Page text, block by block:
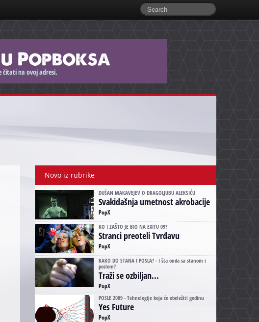
Novo iz rubrike
DUŠAN MAKAVEJEV O DRAGOLJUBU ALEKSIĆU
Svakidašnja umetnost akrobacije
PopX
KO I ZAŠTO JE BIO NA EXITU 09?
Stranci preoteli Tvrđavu
PopX
KAKO DO STANA I POSLA? - I šta onda sa stanom i
poslom?
Traži se ozbiljan...
PopX
POSLE 2009 - Tehnologije koja će obeležiti godinu
Yes Future
PopX